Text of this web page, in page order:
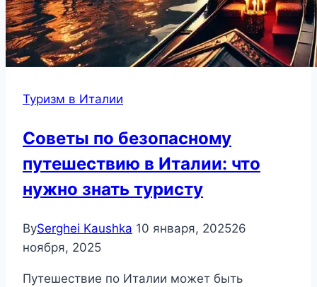
Туризм в Италии
Советы по безопасному
путешествию в Италии: что
нужно знать туристу
BySerghei Kaushka 10 января, 202526
ноября, 2025
Путешествие по Италии может быть